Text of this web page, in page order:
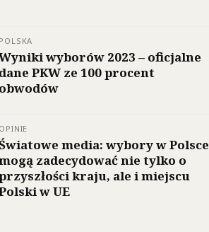
POLSKA
wyborów 2023 – oficjalne
dane PKW ze 100 procent
obwodów
OPINIE
media: wybory w Polsce
zadecydować nie tylko o
kraju, ale i miejscu
w UE